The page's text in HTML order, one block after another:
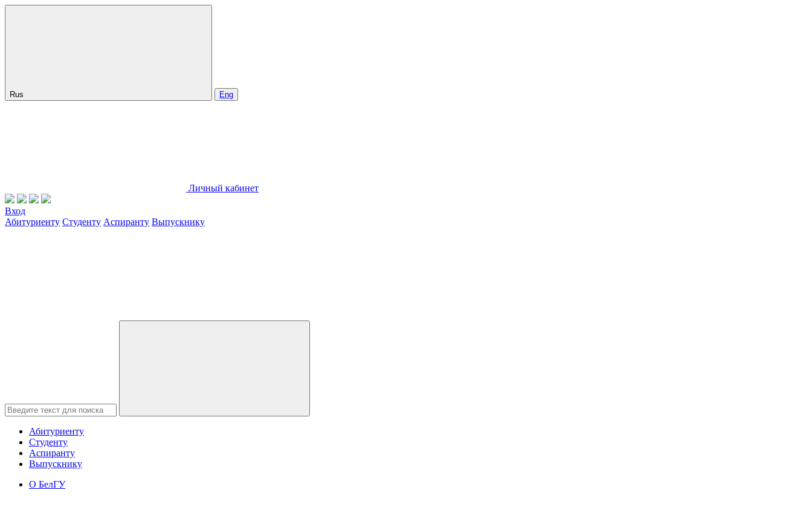
Rus Eng
Личный кабинет
Вход
Абитуриенту Студенту Аспиранту Выпускнику
Абитуриенту
Студенту
Аспиранту
Выпускнику
О БелГУ